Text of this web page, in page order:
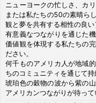
ニューヨークの忙しさ、カ
または私たちの50の素晴ら
観と夢を共有する相性の良
有意義なつながりを通じた
価値観を体現する私たちの
ださい。
何千ものアメリカ人が地域
ちのコミュニティを通じて
琥珀色の穀物の波から紫の
アメリカンつながりが待って